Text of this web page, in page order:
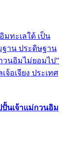
ทะเลใต้ เป็น
ฐาน ประดิษฐาน
วนอิมไม่ยอมไป”
อเจียง ประเทศ
ปั้นเจ้าแม่กวนอิม